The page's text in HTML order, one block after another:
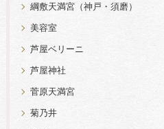
綱敷天満宮（神戸・須磨）
美容室
芦屋ベリーニ
芦屋神社
菅原天満宮
菊乃井